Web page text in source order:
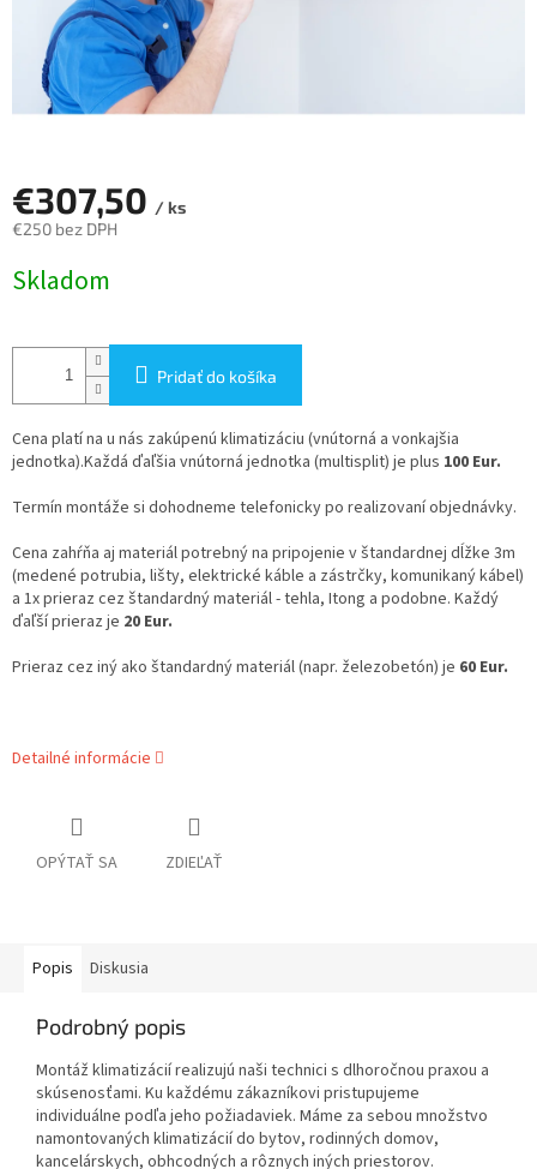
€307,50 / ks
€250 bez DPH
cena:
Skladom
Pridať do košíka
Cena platí na u nás zakúpenú klimatizáciu (vnútorná a vonkajšia
jednotka).Každá ďaľšia vnútorná jednotka (multisplit) je plus 100 Eur.
Termín montáže si dohodneme telefonicky po realizovaní objednávky.
Cena zahŕňa aj materiál potrebný na pripojenie v štandardnej dĺžke 3m
(medené potrubia, lišty, elektrické káble a zástrčky, komunikaný kábel)
a 1x prieraz cez štandardný materiál - tehla, Itong a podobne. Každý
ďaľší prieraz je 20 Eur.
Prieraz cez iný ako štandardný materiál (napr. železobetón) je 60 Eur.
Detailné informácie
OPÝTAŤ SA ZDIEĽAŤ
Popis Diskusia
Podrobný popis
Montáž klimatizácií realizujú naši technici s dlhoročnou praxou a
skúsenosťami. Ku každému zákazníkovi pristupujeme
individuálne podľa jeho požiadaviek. Máme za sebou množstvo
namontovaných klimatizácií do bytov, rodinných domov,
kancelárskych, obhcodných a rôznych iných priestorov.